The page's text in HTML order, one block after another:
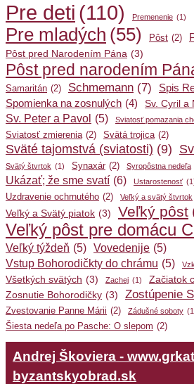
Pre deti (110) Premenenie (1)
Pre mladých (55) Pôst (2)
Pôst pred Narodením Pána (3)
Pôst pred narodením
Samaritán (2) Schmemann (7) Spis
Spomienka na zosnulých (4) Sv. Cyril a
Sv. Peter a Pavol (5) Sviatosť pomazania
Sviatosť zmierenia (2) Svätá trojica (2)
Sväté tajomstvá (sviatosti) (9)
Svätý štvrtok (1) Synaxár (2) Syropôstna nedeľa
Ukázať; že sme svatí (6) Ustarostenosť
Uzdravenie ochrnutého (2) Veľký a svätý štvrtok
Veľký a Svätý piatok (3) Veľký pôst
Veľký pôst pre domácu
Veľký týždeň (5) Vovedenije (5)
Vstup Bohorodičkty do chrámu (5)
Všetkých svätých (3) Zachej (1) Začiatok
Zosnutie Bohorodičky (3) Zostúpenie
Zvestovanie Panne Márii (2) Zádušné soboty
Šiesta nedeľa po Pasche: O slepom (2)
Andrej Škoviera -
byzantskyobrad.sk